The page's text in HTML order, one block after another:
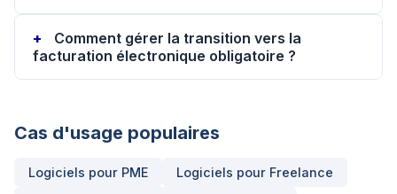
Comment gérer la transition vers la
facturation électronique obligatoire ?
Cas d'usage populaires
Logiciels pour PME Logiciels pour Freelance